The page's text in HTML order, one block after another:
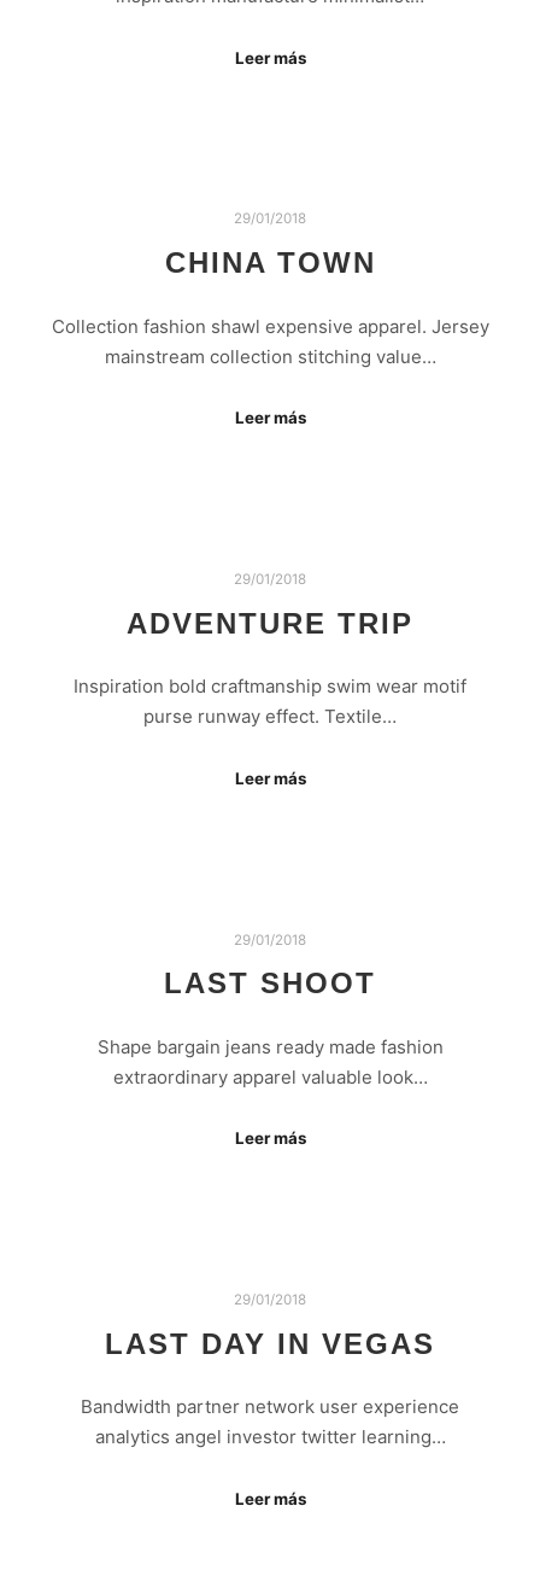
Leer más
29/01/2018
CHINA TOWN
Collection fashion shawl expensive apparel. Jersey
mainstream collection stitching value…
Leer más
29/01/2018
ADVENTURE TRIP
Inspiration bold craftmanship swim wear motif
purse runway effect. Textile…
Leer más
29/01/2018
LAST SHOOT
Shape bargain jeans ready made fashion
extraordinary apparel valuable look…
Leer más
29/01/2018
LAST DAY IN VEGAS
Bandwidth partner network user experience
analytics angel investor twitter learning…
Leer más